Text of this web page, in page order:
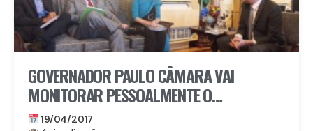
GOVERNADOR PAULO CÂMARA VAI
MONITORAR PESSOALMENTE O
ANDAMENTO DAS AÇÕES PARA REFORMAR
19/04/2017